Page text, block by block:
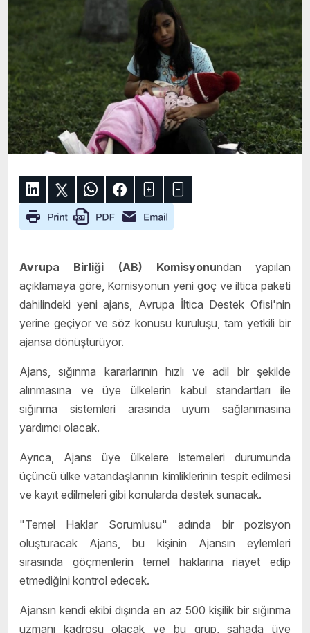
Avrupa Birliği (AB) Komisyonundan yapılan
açıklamaya göre, Komisyonun yeni göç ve iltica paketi
dahilindeki yeni ajans, Avrupa İltica Destek Ofisi'nin
yerine geçiyor ve söz konusu kuruluşu, tam yetkili bir
ajansa dönüştürüyor.
Ajans, sığınma kararlarının hızlı ve adil bir şekilde
alınmasına ve üye ülkelerin kabul standartları ile
sığınma sistemleri arasında uyum sağlanmasına
yardımcı olacak.
Ayrıca, Ajans üye ülkelere istemeleri durumunda
üçüncü ülke vatandaşlarının kimliklerinin tespit edilmesi
ve kayıt edilmeleri gibi konularda destek sunacak.
"Temel Haklar Sorumlusu" adında bir pozisyon
oluşturacak Ajans, bu kişinin Ajansın eylemleri
sırasında göçmenlerin temel haklarına riayet edip
etmediğini kontrol edecek.
Ajansın kendi ekibi dışında en az 500 kişilik bir sığınma
uzmanı kadrosu olacak ve bu grup, sahada üye